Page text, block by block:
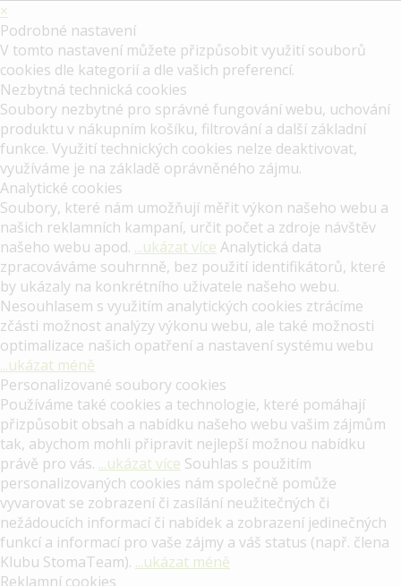
×
Podrobné nastavení
V tomto nastavení můžete přizpůsobit využití souborů
cookies dle kategorií a dle vašich preferencí.
Nezbytná technická cookies
Soubory nezbytné pro správné fungování webu, uchování
produktu v nákupním košíku, filtrování a další základní
funkce. Využití technických cookies nelze deaktivovat,
využíváme je na základě oprávněného zájmu.
Analytické cookies
Soubory, které nám umožňují měřit výkon našeho webu a
našich reklamních kampaní, určit počet a zdroje návštěv
našeho webu apod. ...ukázat více Analytická data
zpracováváme souhrnně, bez použití identifikátorů, které
by ukázaly na konkrétního uživatele našeho webu.
Nesouhlasem s využitím analytických cookies ztrácíme
zčásti možnost analýzy výkonu webu, ale také možnosti
optimalizace našich opatření a nastavení systému webu
...ukázat méně
Personalizované soubory cookies
Používáme také cookies a technologie, které pomáhají
přizpůsobit obsah a nabídku našeho webu vašim zájmům
tak, abychom mohli připravit nejlepší možnou nabídku
právě pro vás. ...ukázat více Souhlas s použitím
personalizovaných cookies nám společně pomůže
vyvarovat se zobrazení či zasílání neužitečných či
nežádoucích informací či nabídek a zobrazení jedinečných
funkcí a informací pro vaše zájmy a váš status (např. člena
Klubu StomaTeam). ...ukázat méně
Reklamní cookies